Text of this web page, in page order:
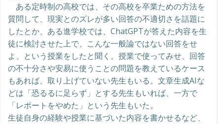
ある定時制の高校では、その高校を卒業ための方法を
質問して、現実とのズレが多い回答の不適切さを話題に
したとか、ある進学校では、ChatGPTが答えた内容を生
徒に検討させた上で、こんな一般論ではない回答をせ
よ、という授業をしたと聞く。授業で使ってみせ、回答
の不十分さや安易に使うことの問題を教えているケース
もあれば、取り上げていない先生もいる。文章生成AIな
どは「恐るるに足らず」とする先生もいれば、一方で
「レポートをやめた」という先生もいた。
生徒自身の経験や授業に基づいた内容を書かせるなど、